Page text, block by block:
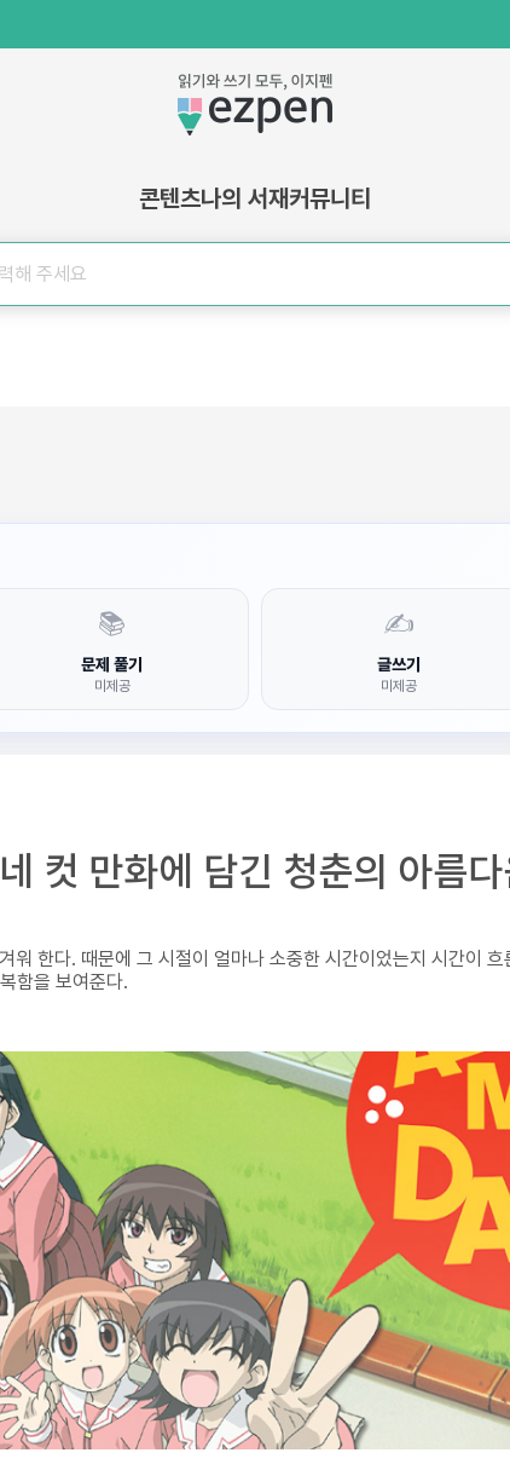
콘텐츠나의 서재커뮤니티
📚
문제 풀기
미제공
✍️
글쓰기
미제공
컷 만화에 담긴 청춘의 아름
한다. 때문에 그 시절이 얼마나 소중한 시간이었는지 시간이 흐
함을 보여준다.